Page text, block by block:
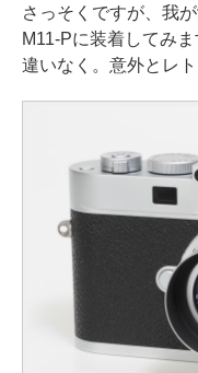
さっそくですが、我
M11-Pに装着してみ
違いなく。意外とレ